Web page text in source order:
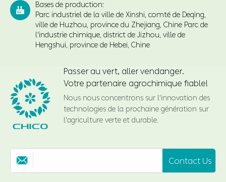

Bases de production:
Parc industriel de la ville de Xinshi, comté de Deqing,
ville de Huzhou, province du Zhejiang, Chine Parc de
l'industrie chimique, district de Jizhou, ville de
Hengshui, province de Hebei, Chine
Passer au vert, aller vendanger.
Votre partenaire agrochimique fiable!
Nous nous concentrons sur l'innovation des
technologies de la prochaine génération sur
l'agriculture verte et durable.
 Contact Us